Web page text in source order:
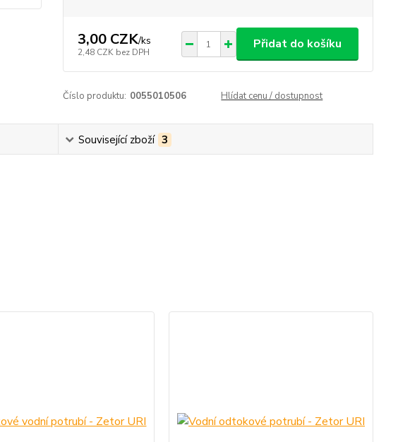
3,00 CZK/ks
2,48 CZK bez DPH
Přidat do košíku
Číslo produktu: 0055010506 Hlídat cenu / dostupnost
Související zboží 3